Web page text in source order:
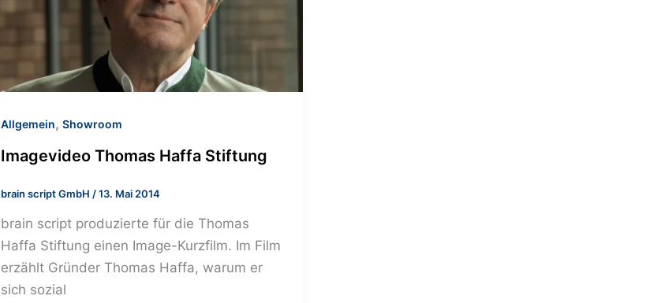
Allgemein,Showroom
Imagevideo Thomas Haffa Stiftung
brain script GmbH /13. Mai 2014
brain script produzierte für die Thomas
Haffa Stiftung einen Image-Kurzfilm. Im Film
erzählt Gründer Thomas Haffa, warum er
sich sozial